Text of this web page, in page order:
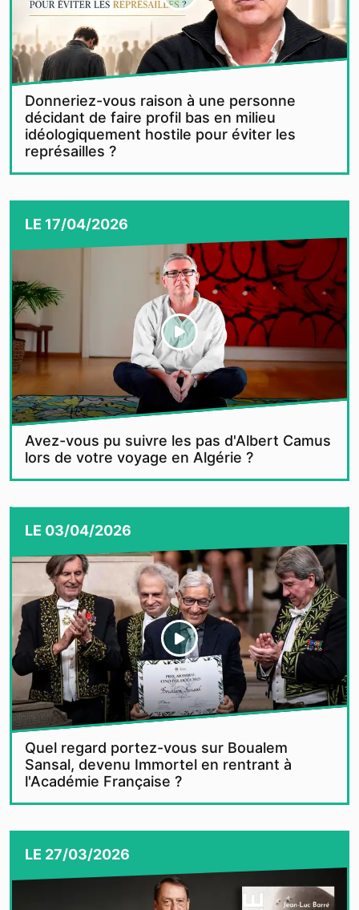
Donneriez-vous raison à une personne
décidant de faire profil bas en milieu
idéologiquement hostile pour éviter les
représailles ?
LE 17/04/2026
Avez-vous pu suivre les pas d'Albert Camus
lors de votre voyage en Algérie ?
LE 03/04/2026
Quel regard portez-vous sur Boualem
Sansal, devenu Immortel en rentrant à
l'Académie Française ?
LE 27/03/2026